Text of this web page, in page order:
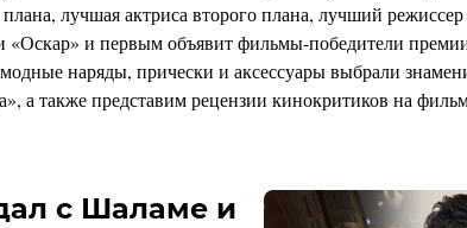
лучшая актриса второго плана, лучший
«Оскар» и первым объявит фильмы-победители
наряды, прически и аксессуары выбрали
а также представим рецензии кинокритиков на
с Шаламе и